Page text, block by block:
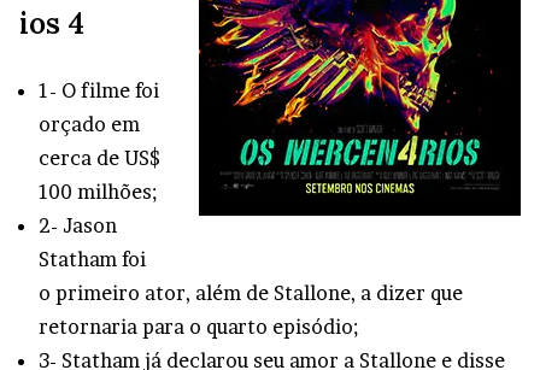
ios 4
1- O filme foi
orçado em
cerca de US$
100 milhões;
2- Jason
Statham foi
o primeiro ator, além de Stallone, a dizer que
retornaria para o quarto episódio;
3- Statham já declarou seu amor a Stallone e disse